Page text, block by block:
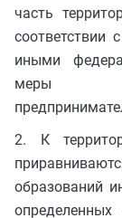
часть
иными
меры
2. К
образований